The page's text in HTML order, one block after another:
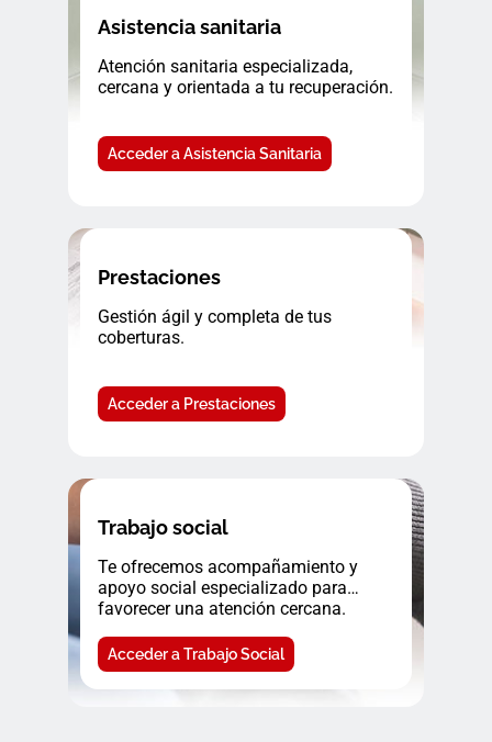
Asistencia sanitaria
Atención sanitaria especializada,
cercana y orientada a tu recuperación.
Acceder a Asistencia Sanitaria
Prestaciones
Gestión ágil y completa de tus
coberturas.
Acceder a Prestaciones
Trabajo social
Te ofrecemos acompañamiento y
apoyo social especializado para
favorecer una atención cercana.
Acceder a Trabajo Social